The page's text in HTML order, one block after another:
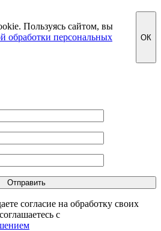
Пользуясь сайтом, вы
обработки персональных
ОК
согласие на обработку своих
с